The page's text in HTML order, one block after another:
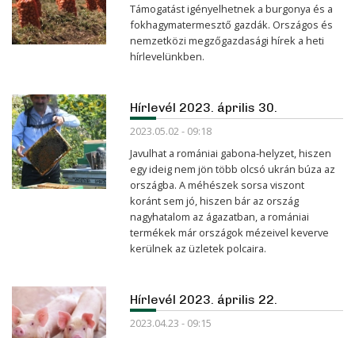
Támogatást igényelhetnek a burgonya és a
fokhagymatermesztő gazdák. Országos és
nemzetközi megzőgazdasági hírek a heti
hírlevelünkben.
Hírlevél 2023. április 30.
2023.05.02 - 09:18
Javulhat a romániai gabona-helyzet, hiszen
egy ideig nem jön több olcsó ukrán búza az
országba. A méhészek sorsa viszont
koránt sem jó, hiszen bár az ország
nagyhatalom az ágazatban, a romániai
termékek már országok mézeivel keverve
kerülnek az üzletek polcaira.
Hírlevél 2023. április 22.
2023.04.23 - 09:15